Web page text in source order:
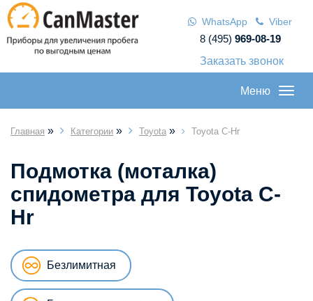
WhatsApp
Viber
8 (495) 969-08-19
Заказать звонок
Меню
Главная » Категории » Toyota » Toyota C-Hr
Подмотка (моталка)
спидометра для Toyota C-
Hr
Безлимитная